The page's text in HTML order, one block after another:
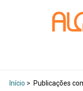
Início > Publicações